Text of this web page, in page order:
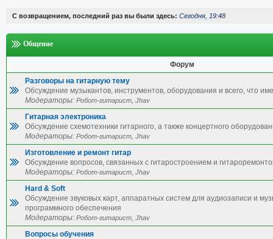
С возвращением, последний раз вы были здесь: Сегодня, 19:48
Общение
Форум
Разговоры на гитарную тему
Обсуждение музыкантов, инструментов, оборудования и всего, что
Модераторы: Робот-гитарист, Jhav
Гитарная электроника
Обсуждение схемотехники гитарного, а также концертного
Модераторы: Робот-гитарист, Jhav
Изготовление и ремонт гитар
Обсуждение вопросов, связанных с гитаростроением и
Модераторы: Робот-гитарист, Jhav
Hard & Soft
Обсуждение звуковых карт, аппаратных систем для аудиозаписи и
программного обеспечения
Модераторы: Робот-гитарист, Jhav
Вопросы обучения